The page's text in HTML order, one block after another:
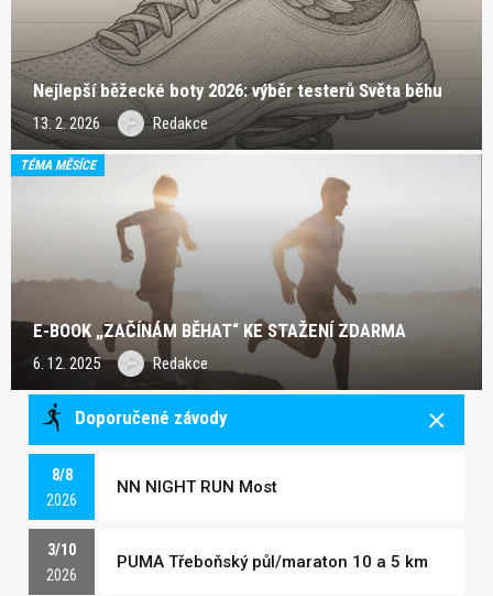
Nejlepší běžecké boty 2026: výběr testerů Světa běhu
13. 2. 2026 Redakce
TÉMA MĚSÍCE
E-BOOK „ZAČÍNÁM BĚHAT“ KE STAŽENÍ ZDARMA
6. 12. 2025 Redakce
Doporučené závody
8/8
2026
NN NIGHT RUN Most
3/10
2026
PUMA Třeboňský půl/maraton 10 a 5 km